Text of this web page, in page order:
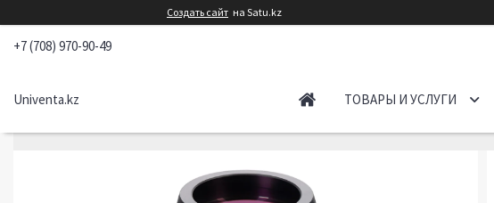
Создать сайт на Satu.kz
+7 (708) 970-90-49
Univenta.kz ТОВАРЫ И УСЛУГИ